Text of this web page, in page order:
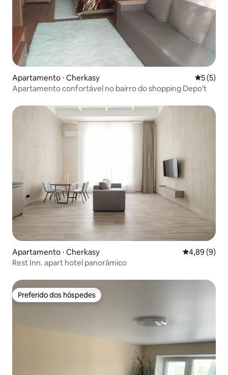
Apartamento ⋅ Cherkasy 5 de
5 (5)
Apartamento confortável no bairro do shopping Depo't
Apartamento ⋅ Cherkasy 4,89 de uma
4,89 (9)
Rest Inn. apart hotel panorâmico
Preferido dos hóspedes
Preferido dos hóspedes